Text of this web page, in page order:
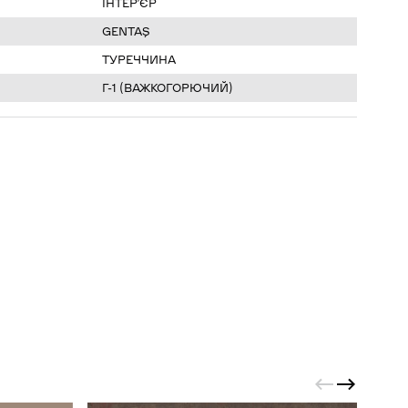
GENTAŞ
ТУРЕЧЧИНА
Г-1 (ВАЖКОГОРЮЧИЙ)